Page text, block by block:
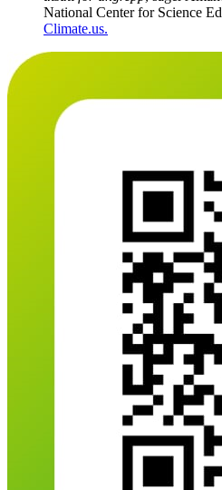
National Center for Science
Climate.us.